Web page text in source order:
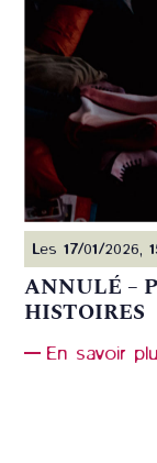
Les 17/01/2026,
ANNULÉ –
HISTOIRES
En savoir